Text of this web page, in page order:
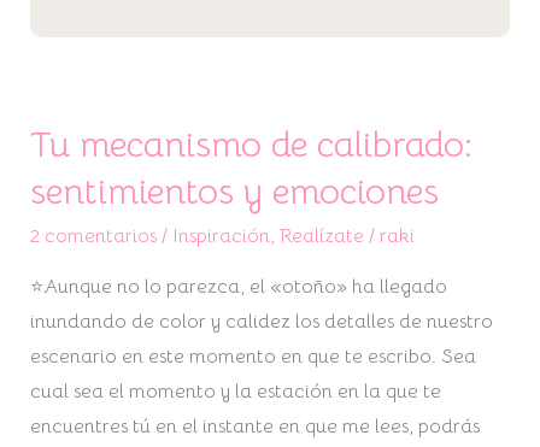
Tu mecanismo de calibrado:
sentimientos y emociones
2 comentarios / Inspiración, Realízate / raki
⭐Aunque no lo parezca, el «otoño» ha llegado
inundando de color y calidez los detalles de nuestro
escenario en este momento en que te escribo. Sea
cual sea el momento y la estación en la que te
encuentres tú en el instante en que me lees, podrás